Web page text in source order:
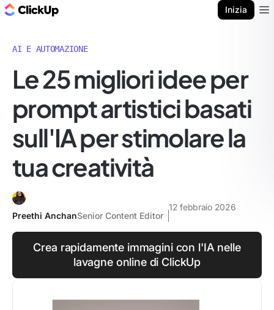
Inizia
AI E AUTOMAZIONE
Le 25 migliori idee per
prompt artistici basati
sull'IA per stimolare la
tua creatività
Preethi AnchanSenior Content Editor
12 febbraio 2026
Crea rapidamente immagini con l'IA nelle
lavagne online di ClickUp